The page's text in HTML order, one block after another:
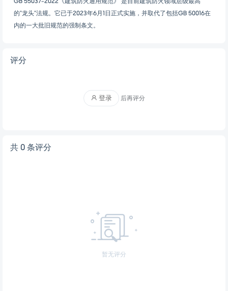
GB 55037-2022《建筑防火通用规范》 是目前建筑防火领域层级最高
的“龙头”法规。它已于2023年6月1日正式实施，并取代了包括GB 50016在
内的一大批旧规范的强制条文。
评分
登录 后再评分
共 0 条评分
暂无评分